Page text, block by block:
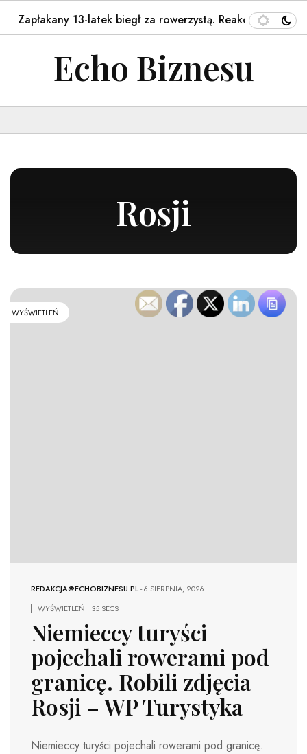
13-latek biegł za rowerzystą. Reakcja mieszkańca
Echo Biznesu
Rosji
WYŚWIETLEŃ
REDAKCJA@ECHOBIZNESU.PL-6 SIERPNIA, 2026
WYŚWIETLEŃ
35 SECS
Niemieccy turyści
pojechali rowerami pod
granicę. Robili zdjęcia
Rosji – WP Turystyka
Niemieccy turyści pojechali rowerami pod granicę.